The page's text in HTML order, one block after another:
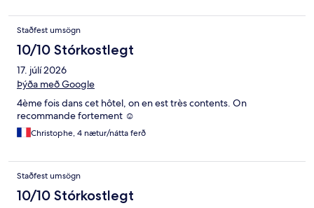
Staðfest umsögn
10/10 Stórkostlegt
17. júlí 2026
Þýða með Google
4ème fois dans cet hôtel, on en est très contents. On
recommande fortement ☺️
Christophe, 4 nætur/nátta ferð
Staðfest umsögn
10/10 Stórkostlegt